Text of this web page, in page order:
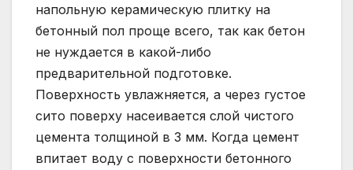
напольную керамическую плитку на
бетонный пол проще всего, так как бетон
не нуждается в какой-либо
предварительной подготовке.
Поверхность увлажняется, а через густое
сито поверху насеивается слой чистого
цемента толщиной в 3 мм. Когда цемент
впитает воду с поверхности бетонного